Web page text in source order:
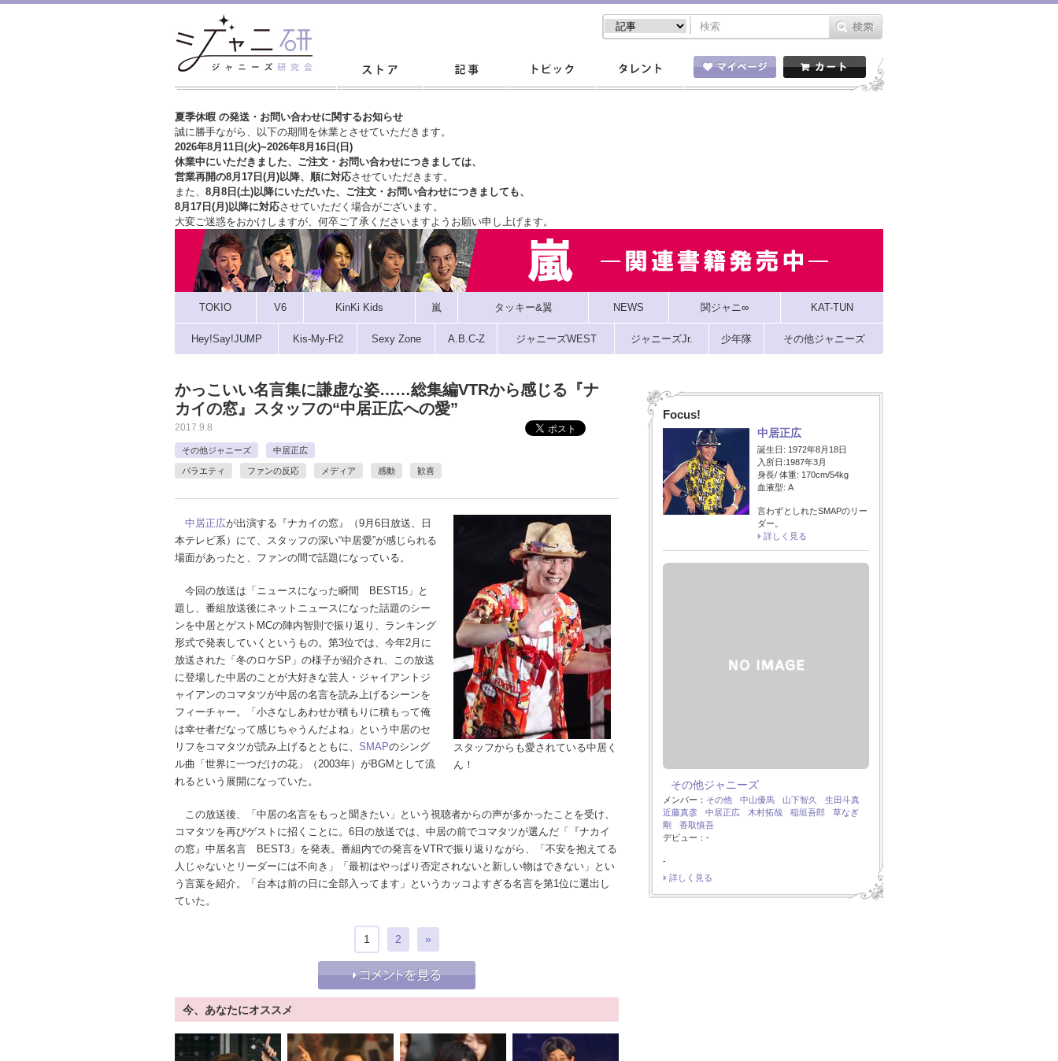
夏季休暇 の発送・お問い合わせに関するお知らせ
誠に勝手ながら、以下の期間を休業とさせていただきます。
2026年8月11日(火)~2026年8月16日(日)
休業中にいただきました、ご注文・お問い合わせにつきましては、
営業再開の8月17日(月)以降、順に対応させていただきます。
また、 8月8日(土)以降にいただいた、ご注文・ お問い合わせにつきましても、
8月17日(月)以降に対応させていただく場合がございます。
大変ご迷惑をおかけしますが、 何卒ご了承くださいますようお願い申し上げます。
TOKIO V6 KinKi Kids 嵐 タッキー&翼 NEWS 関ジャニ∞ KAT-TUN
Hey!Say!JUMP Kis-My-Ft2 Sexy Zone A.B.C-Z ジャニーズWEST ジャニーズJr. 少年隊 その他ジャニーズ
かっこいい名言集に謙虚な姿……総集編VTRから感じる『ナ
カイの窓』スタッフの“中居正広への愛”
2017.9.8
その他ジャニーズ 中居正広
バラエティ ファンの反応 メディア 感動 歓喜
スタッフからも愛されている中居く
ん！
中居正広が出演する『ナカイの窓』（9月6日放送、日
本テレビ系）にて、スタッフの深い“中居愛”が感じられる
場面があったと、ファンの間で話題になっている。
今回の放送は「ニュースになった瞬間 BEST15」と
題し、番組放送後にネットニュースになった話題のシー
ンを中居とゲストMCの陣内智則で振り返り、ランキング
形式で発表していくというもの。第3位では、今年2月に
放送された「冬のロケSP」の様子が紹介され、この放送
に登場した中居のことが大好きな芸人・ジャイアントジ
ャイアンのコマタツが中居の名言を読み上げるシーンを
フィーチャー。「小さなしあわせが積もりに積もって俺
は幸せ者だなって感じちゃうんだよね」という中居のセ
リフをコマタツが読み上げるとともに、 SMAPのシング
ル曲「世界に一つだけの花」（2003年）がBGMとして流
れるという展開になっていた。
この放送後、「中居の名言をもっと聞きたい」という視聴者からの声が多かったことを受け、
コマタツを再びゲストに招くことに。6日の放送では、中居の前でコマタツが選んだ「『ナカイ
の窓』中居名言 BEST3」を発表。番組内での発言をVTRで振り返りながら、「不安を抱えてる
人じゃないとリーダーには不向き」「最初はやっぱり否定されないと新しい物はできない」とい
う言葉を紹介。「台本は前の日に全部入ってます」というカッコよすぎる名言を第1位に選出し
ていた。
1 2 »
今、あなたにオススメ
Focus!
中居正広
誕生日: 1972年8月18日
入所日:1987年3月
身長/ 体重: 170cm/54kg
血液型: A
言わずとしれたSMAPのリー
ダー。
詳しく見る
その他ジャニーズ
メンバー： その他 中山優馬 山下智久
生田斗真
近藤真彦
中居正広 木村拓哉 稲垣吾郎
草なぎ
剛
香取慎吾
デビュー：-
-
詳しく見る